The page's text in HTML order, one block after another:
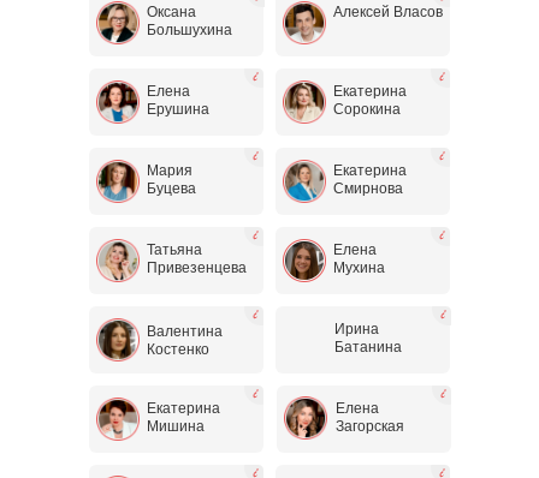
Оксана
Большухина
Алексей Власов
Елена
Ерушина
Мария
Буцева
Екатерина
Сорокина
Екатерина
Смирнова
Татьяна
Привезенцева
Елена
Мухина
Екатерина
Мишина
Валентина
Костенко
Елена
Загорская
Ирина
Батанина